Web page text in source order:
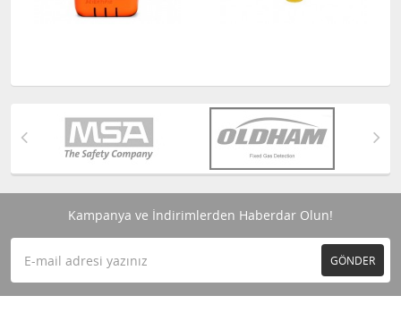
Kampanya ve İndirimlerden Haberdar Olun!
GÖNDER